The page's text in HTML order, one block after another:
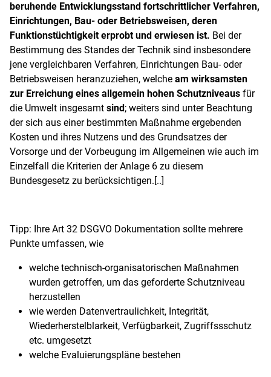
beruhende Entwicklungsstand fortschrittlicher Verfahren,
Einrichtungen, Bau- oder Betriebsweisen, deren
Funktionstüchtigkeit erprobt und erwiesen ist. Bei der
Bestimmung des Standes der Technik sind insbesondere
jene vergleichbaren Verfahren, Einrichtungen Bau- oder
Betriebsweisen heranzuziehen, welche am wirksamsten
zur Erreichung eines allgemein hohen Schutzniveaus für
die Umwelt insgesamt sind; weiters sind unter Beachtung
der sich aus einer bestimmten Maßnahme ergebenden
Kosten und ihres Nutzens und des Grundsatzes der
Vorsorge und der Vorbeugung im Allgemeinen wie auch im
Einzelfall die Kriterien der Anlage 6 zu diesem
Bundesgesetz zu berücksichtigen.[..]
Tipp: Ihre Art 32 DSGVO Dokumentation sollte mehrere
Punkte umfassen, wie
welche technisch-organisatorischen Maßnahmen
wurden getroffen, um das geforderte Schutzniveau
herzustellen
wie werden Datenvertraulichkeit, Integrität,
Wiederherstelblarkeit, Verfügbarkeit, Zugriffssschutz
etc. umgesetzt
welche Evaluierungspläne bestehen